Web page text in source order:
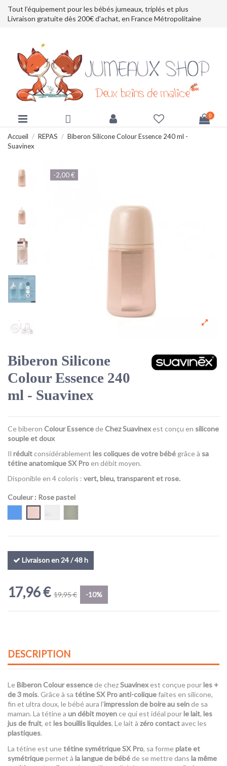
Tout l’équipement pour les bébés jumeaux, triplés et plus
Livraison gratuite dès 200€ d'achat, en France Métropolitaine
0
Accueil REPAS
Biberon Silicone Colour Essence 240 ml -
Suavinex
-2,00 €
Biberon Silicone
Colour Essence 240
ml - Suavinex
Ce biberon Colour EssencedeChez Suavinexest conçu en silicone
souple et doux
Il réduitconsidérablement les coliques de votre bébé grâce à sa
tétine anatomique SX Pro en débit moyen.
Disponible en 4 coloris : vert, bleu, transparent et rose.
Couleur: Rose pastel
Livraison en 24 / 48 h
17,96 € 19,95 € -10%
DESCRIPTION
LeBiberon Colour essencede chezSuavinexest conçue pourles +
de 3 mois. Grâce à sa tétine SX Pro anti-coliquefaites en silicone,
fin et ultra doux, le bébé aura l'impression de boire au seinde sa
maman. La tétine a un débit moyence qui est idéal pourle lait, les
jus de fruit, et les bouillis liquides. Le lait à zéro contactavec les
plastiques.
La tétine est unetétine symétrique SX Pro, sa formeplate et
symétriquepermet à la langue de bébéde se mettre dans la même